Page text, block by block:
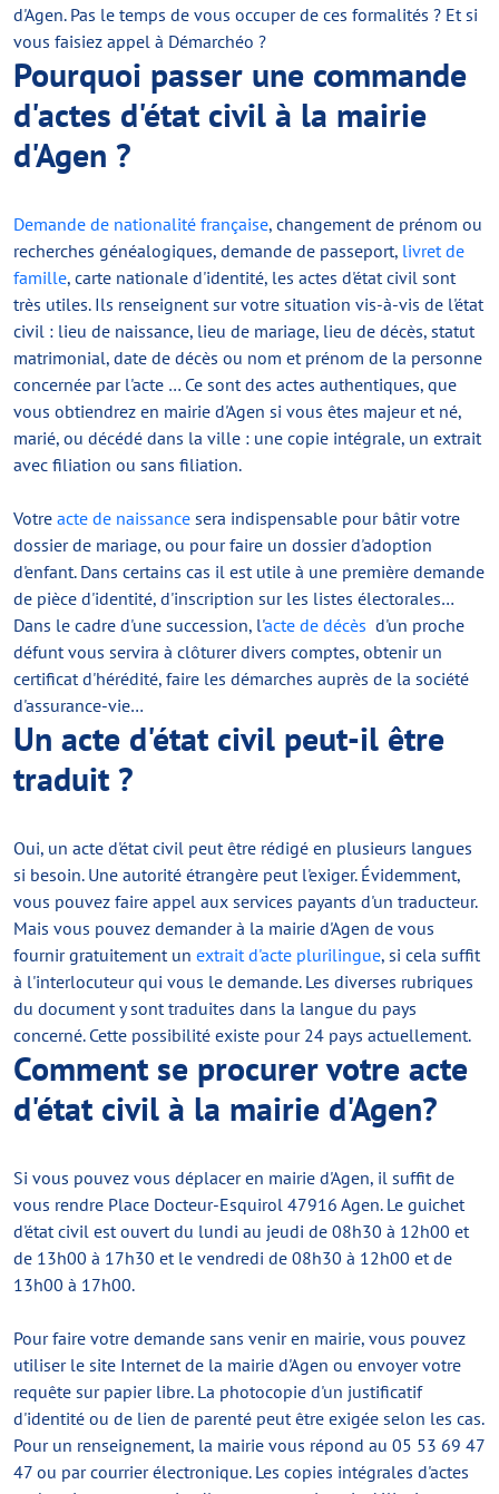
d'Agen. Pas le temps de vous occuper de ces formalités ? Et si
vous faisiez appel à Démarchéo ?
Pourquoi passer une commande
d'actes d'état civil à la mairie
d'Agen ?
Demande de nationalité française, changement de prénom ou
recherches généalogiques, demande de passeport, livret de
famille, carte nationale d'identité, les actes d'état civil sont
très utiles. Ils renseignent sur votre situation vis-à-vis de l'état
civil : lieu de naissance, lieu de mariage, lieu de décès, statut
matrimonial, date de décès ou nom et prénom de la personne
concernée par l'acte … Ce sont des actes authentiques, que
vous obtiendrez en mairie d'Agen si vous êtes majeur et né,
marié, ou décédé dans la ville : une copie intégrale, un extrait
avec filiation ou sans filiation.
Votre acte de naissance sera indispensable pour bâtir votre
dossier de mariage, ou pour faire un dossier d'adoption
d'enfant. Dans certains cas il est utile à une première demande
de pièce d'identité, d'inscription sur les listes électorales…
Dans le cadre d'une succession, l'acte de décès d'un proche
défunt vous servira à clôturer divers comptes, obtenir un
certificat d'hérédité, faire les démarches auprès de la société
d'assurance-vie…
Un acte d'état civil peut-il être
traduit ?
Oui, un acte d'état civil peut être rédigé en plusieurs langues
si besoin. Une autorité étrangère peut l'exiger. Évidemment,
vous pouvez faire appel aux services payants d'un traducteur.
Mais vous pouvez demander à la mairie d'Agen de vous
fournir gratuitement un extrait d'acte plurilingue, si cela suffit
à l'interlocuteur qui vous le demande. Les diverses rubriques
du document y sont traduites dans la langue du pays
concerné. Cette possibilité existe pour 24 pays actuellement.
Comment se procurer votre acte
d'état civil à la mairie d'Agen?
Si vous pouvez vous déplacer en mairie d'Agen, il suffit de
vous rendre Place Docteur-Esquirol 47916 Agen. Le guichet
d'état civil est ouvert du lundi au jeudi de 08h30 à 12h00 et
de 13h00 à 17h30 et le vendredi de 08h30 à 12h00 et de
13h00 à 17h00.
Pour faire votre demande sans venir en mairie, vous pouvez
utiliser le site Internet de la mairie d'Agen ou envoyer votre
requête sur papier libre. La photocopie d'un justificatif
d'identité ou de lien de parenté peut être exigée selon les cas.
Pour un renseignement, la mairie vous répond au 05 53 69 47
47 ou par courrier électronique. Les copies intégrales d'actes